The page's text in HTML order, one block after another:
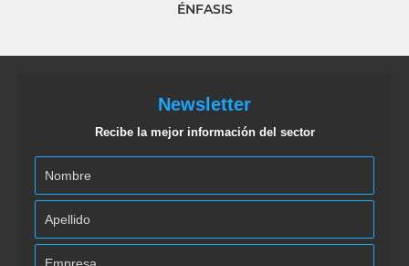
ÉNFASIS
Newsletter
Recibe la mejor información del sector